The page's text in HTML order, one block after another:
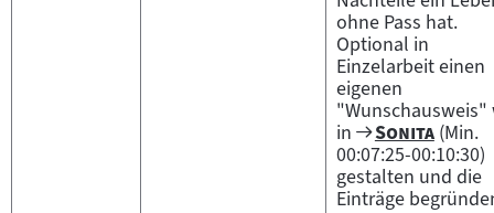
ohne Pass hat.
Optional in
Einzelarbeit einen
eigenen
"Wunschausweis"
in
Zum
Filmarchiv:
"
Sonita"
(Min.
00:07:25-00:10:30)
gestalten und die
Einträge